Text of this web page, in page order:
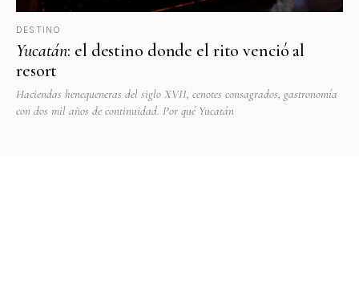
DESTINO
Yucatán: el destino donde el rito venció al
resort
Haciendas henequeneras del siglo XVII, cenotes consagrados, gastronomía
con dos mil años de continuidad. Por qué Yucatán